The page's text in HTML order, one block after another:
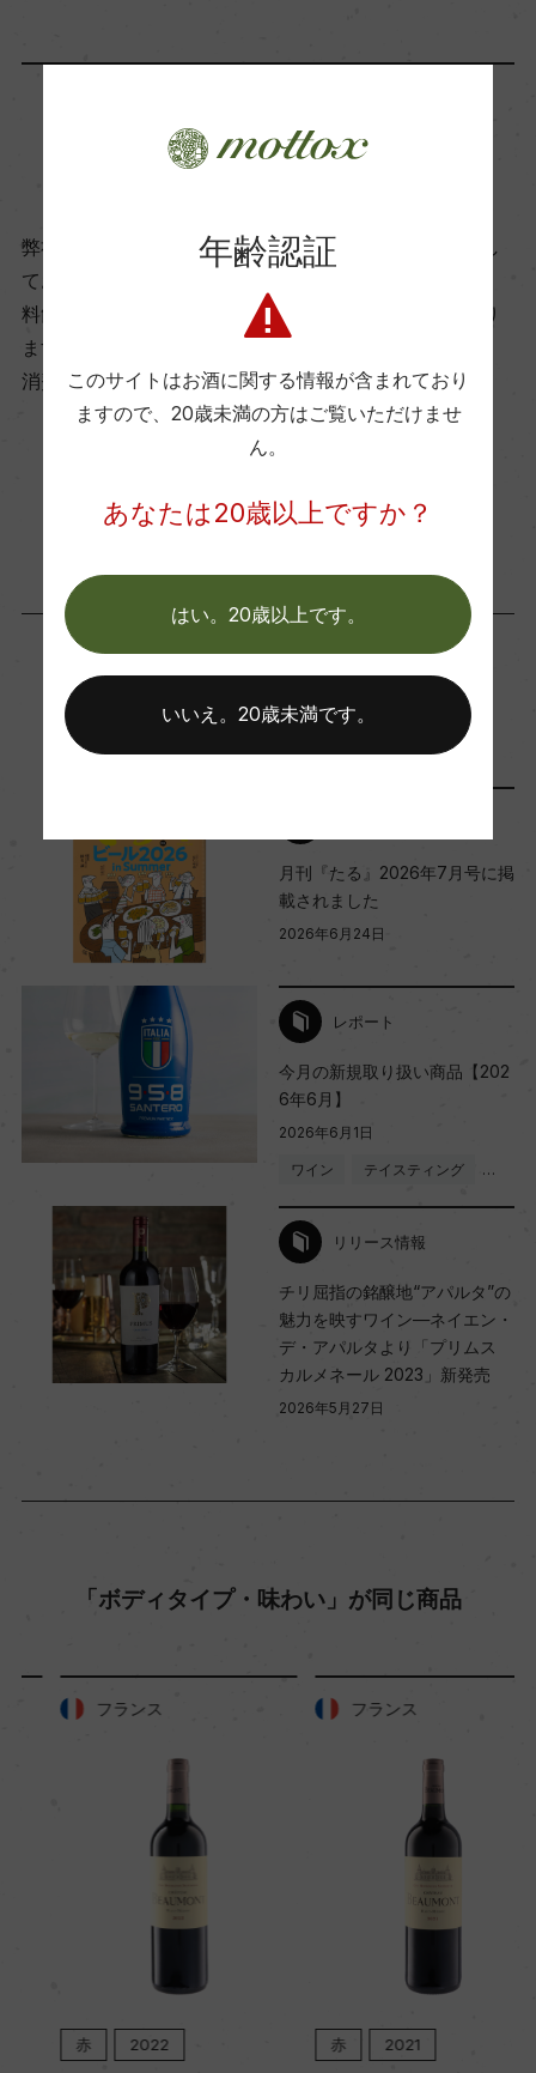
8℃
ビオ情報・認証機関
有機JAS認証
あり
コンクール入賞歴
海外ワイン専門誌評価歴
Wine Advocate 獲得点
国内ワイン専門誌評価歴
Wine Spectator 得点
醗酵：ステンレスタンク醗酵
熟成：フレンチオーク樽 18カ月(225L/新樽18%)
年間生産量
42000
栽培面積
27ha
約6m)
品質分類・原産地呼称
商品に関するお問い合わせはこちら
弊社は、酒類販売業免許をお持ちの販売店様とお取引し
ております。
料飲店様には帳合酒販店様を通して商品を提供しており
ます。
消費者様には酒販店様の紹介をしております
この商品に関連する記事
月刊『たる』2026年7月号に掲
載されました
2026年6月24日
レポート
今月の新規取り扱い商品【202
6年6月】
2026年6月1日
ワイン テイスティング …
リリース情報
チリ屈指の銘醸地“アパルタ”の
魅力を映すワイン―ネイエン・
デ・アパルタより「プリムス
カルメネール 2023」新発売
2026年5月27日
「ボディタイプ・味わい」が同じ商品
フランス
2022
フランス
年齢認証
このサイトはお酒に関する情報が含まれており
ますので、 20歳未満の方はご覧いただけませ
ん。
あなたは20歳以上ですか？
はい。20歳以上です。
いいえ。20歳未満です。